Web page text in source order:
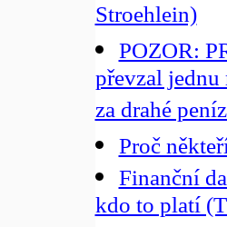
Stroehlein)
POZOR:
převzal jednu
za drahé
Proč
Finanční
kdo to platí